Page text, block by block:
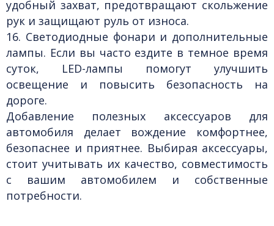
удобный захват, предотвращают скольжение
рук и защищают руль от износа.
16. Светодиодные фонари и дополнительные
лампы. Если вы часто ездите в темное время
суток, LED-лампы помогут улучшить
освещение и повысить безопасность на
дороге.
Добавление полезных аксессуаров для
автомобиля делает вождение комфортнее,
безопаснее и приятнее. Выбирая аксессуары,
стоит учитывать их качество, совместимость
с вашим автомобилем и собственные
потребности.